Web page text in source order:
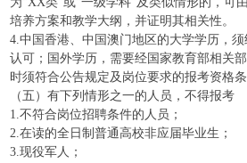
培养方案和教学大纲，并证明其相关性。
4.中国香港、中国澳门地区的大学学历，
认可；国外学历，需要经国家教育部相关
时须符合公告规定及岗位要求的报考资格条
（五）有下列情形之一的人员，不得报考
1.不符合岗位招聘条件的人员；
2.在读的全日制普通高校非应届毕业生；
3.现役军人；